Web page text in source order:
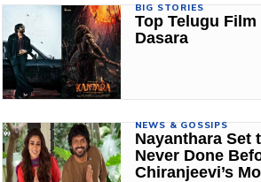
BIG STORIES
Top Telugu
Dasara
NEWS & GOSSIPS
Nayanthara Set
Never Done
Chiranjeevi’s